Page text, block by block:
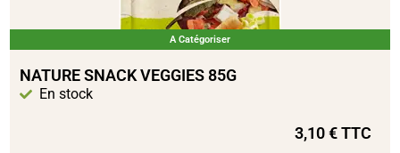
A Catégoriser
NATURE SNACK VEGGIES 85G
En stock
3,10€TTC